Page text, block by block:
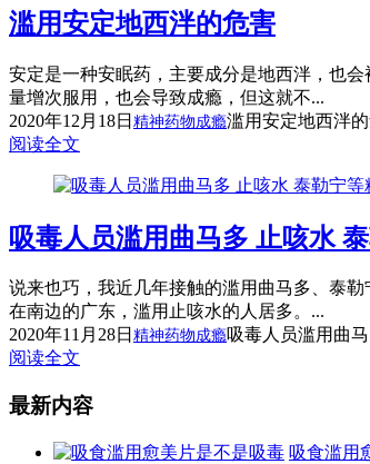
滥用安定地西泮的危害
安定是一种安眠药，主要成分是地西泮，也
量增次服用，也会导致成瘾，但这就不...
2020年12月18日 精神药物成瘾滥用安定地西泮
阅读全文
吸毒人员滥用曲马多 止咳水
说来也巧，我近几年接触的滥用曲马多、泰
在南边的广东，滥用止咳水的人居多。...
2020年11月28日 精神药物成瘾吸毒人员滥用曲
阅读全文
最新内容
吸食滥用